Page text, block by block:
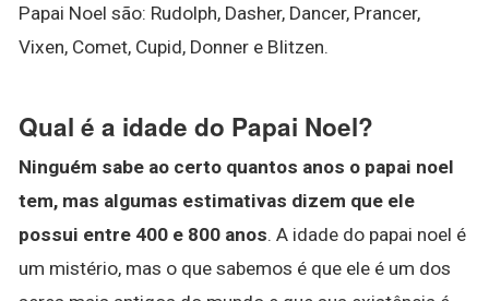
Papai Noel são: Rudolph, Dasher, Dancer, Prancer,
Vixen, Comet, Cupid, Donner e Blitzen.
Qual é a idade do Papai Noel?
Ninguém sabe ao certo quantos anos o papai noel
tem, mas algumas estimativas dizem que ele
possui entre 400 e 800 anos. A idade do papai noel é
um mistério, mas o que sabemos é que ele é um dos